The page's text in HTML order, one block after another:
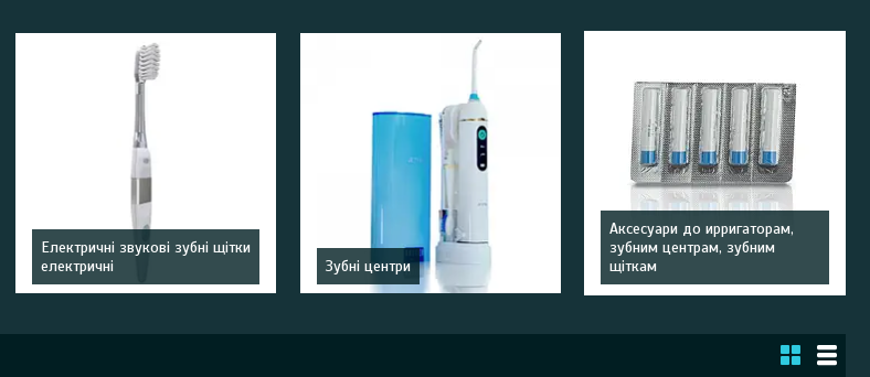
Електричні звукові зубні щітки
електричні
Зубні центри
Аксесуари до ирригаторам,
зубним центрам, зубним
щіткам